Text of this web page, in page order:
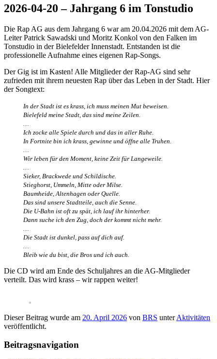
2026-04-20 – Jahrgang 6 im Tonstudio
Die Rap AG aus dem Jahrgang 6 war am 20.04.2026 mit dem AG-
Leiter Patrick Sawadski und Moritz Konkol von den Falken im
Tonstudio in der Bielefelder Innenstadt. Entstanden ist die
professionelle Aufnahme eines eigenen Rap-Songs.
Der Gig ist im Kasten! Alle Mitglieder der Rap-AG sind sehr
zufrieden mit ihrem neuesten Rap über das Leben in der Stadt. Hier
der Songtext:
In der Stadt ist es krass, ich muss meinen Mut beweisen.
Bielefeld meine Stadt, das sind meine Zeilen.
Ich zocke alle Spiele durch und das in aller Ruhe.
In Fortnite bin ich krass, gewinne und öffne alle Truhen.
Wir leben für den Moment, keine Zeit für Langeweile.
Sieker, Brackwede und Schildische.
Stieghorst, Ummeln, Mitte oder Milse.
Baumheide, Altenhagen oder Quelle.
Das sind unsere Stadtteile, auch die Senne.
Die U-Bahn ist oft zu spät, ich lauf ihr hinterher.
Dann suche ich den Zug, doch der kommt nicht mehr.
Die Stadt ist dunkel, pass auf dich auf.
Bleib wie du bist, die Bros und ich auch.
Die CD wird am Ende des Schuljahres an die AG-Mitglieder
verteilt. Das wird krass – wir rappen weiter!
Dieser Beitrag wurde am 20. April 2026 von BRS unterAktivitäten
veröffentlicht.
Beitragsnavigation